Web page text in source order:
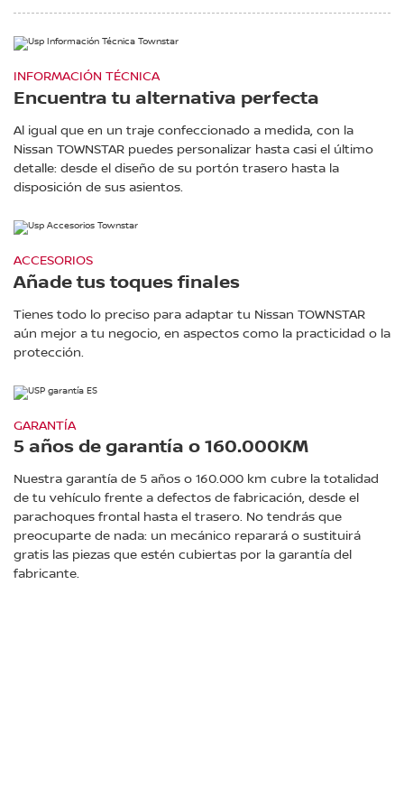
INFORMACIÓN TÉCNICA
Encuentra tu alternativa perfecta
Al igual que en un traje confeccionado a medida, con la
Nissan TOWNSTAR puedes personalizar hasta casi el último
detalle: desde el diseño de su portón trasero hasta la
disposición de sus asientos.
ACCESORIOS
Añade tus toques finales
Tienes todo lo preciso para adaptar tu Nissan TOWNSTAR
aún mejor a tu negocio, en aspectos como la practicidad o la
protección.
GARANTÍA
5 años de garantía o 160.000KM
Nuestra garantía de 5 años o 160.000 km cubre la totalidad
de tu vehículo frente a defectos de fabricación, desde el
parachoques frontal hasta el trasero. No tendrás que
preocuparte de nada: un mecánico reparará o sustituirá
gratis las piezas que estén cubiertas por la garantía del
fabricante.